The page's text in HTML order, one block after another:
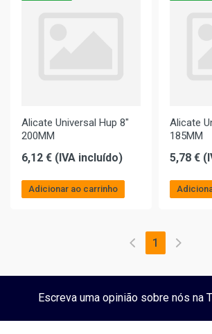
Alicate Universal Hup 8"
200MM
6,12 € (IVA incluído)
Adicionar ao carrinho
Alicate
185MM
5,78 €
1
Escreva uma opinião sobre nós na